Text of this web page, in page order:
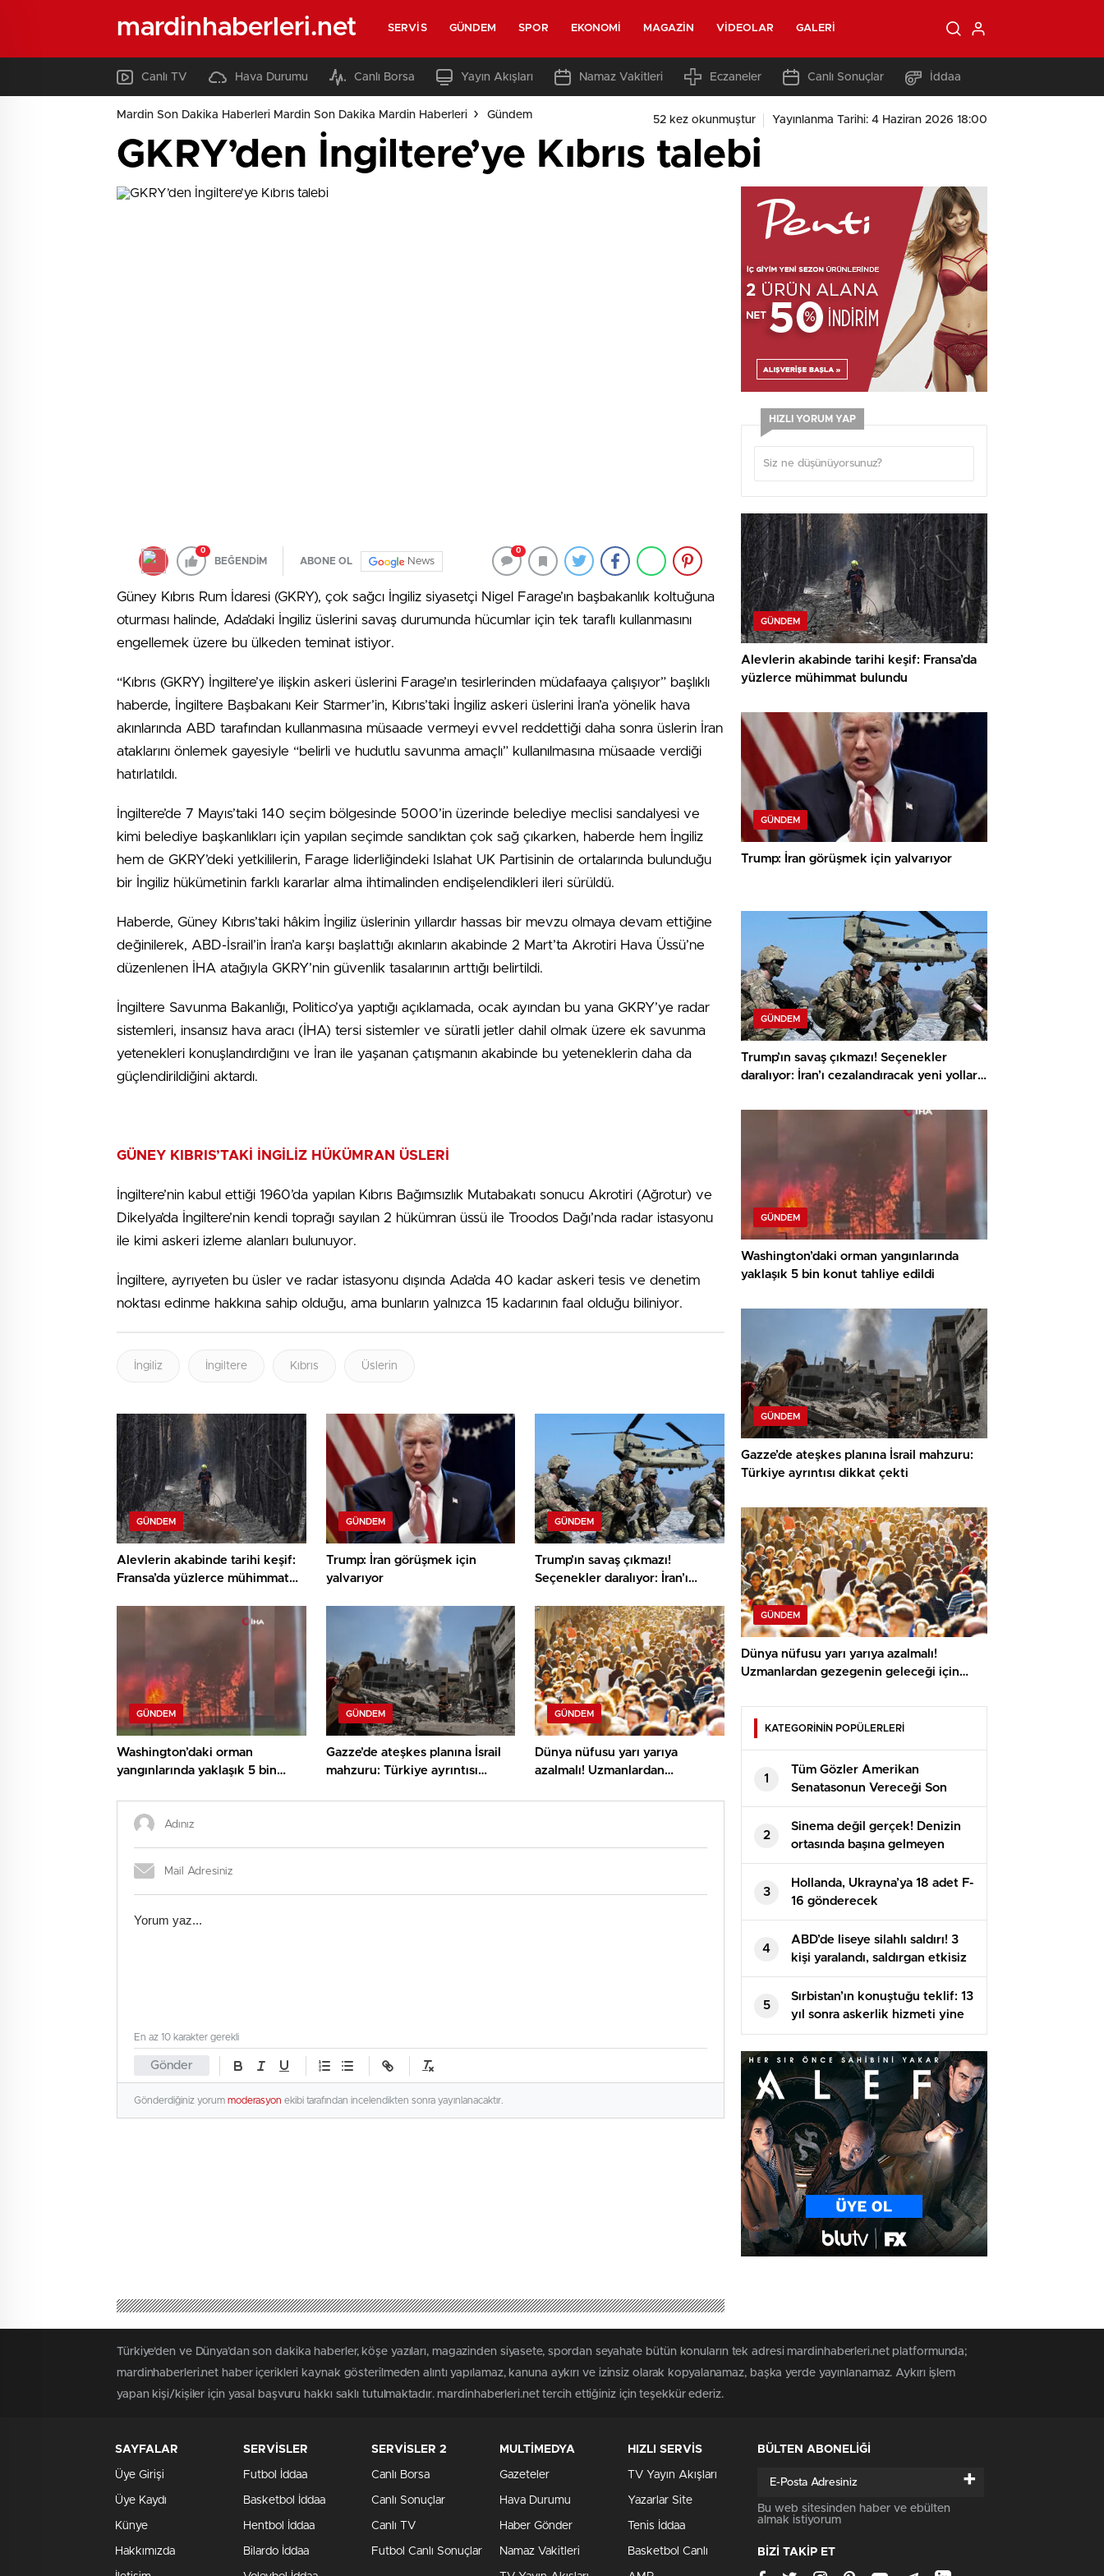
mardinhaberleri.net SERVIS GÜNDEM SPOR EKONOMI MAGAZIN VIDEOLAR GALERI
Canlı TV Hava Durumu Canlı Borsa Yayın Akışları Namaz Vakitleri Eczaneler Canlı Sonuçlar İddaa
Mardin Son Dakika Haberleri Mardin Son Dakika Mardin Haberleri Gündem 52 kez okunmuştur Yayınlanma Tarihi: 4 Haziran 2026 18:00
GKRY’den İngiltere’ye Kıbrıs talebi
0
BEĞENDİM ABONE OL News
0
Güney Kıbrıs Rum İdaresi (GKRY), çok sağcı İngiliz siyasetçi Nigel Farage’ın başbakanlık koltuğuna
oturması halinde, Ada’daki İngiliz üslerini savaş durumunda hücumlar için tek taraflı kullanmasını
engellemek üzere bu ülkeden teminat istiyor.
“Kıbrıs (GKRY) İngiltere’ye ilişkin askeri üslerini Farage’ın tesirlerinden müdafaaya çalışıyor” başlıklı
haberde, İngiltere Başbakanı Keir Starmer’in, Kıbrıs’taki İngiliz askeri üslerini İran’a yönelik hava
akınlarında ABD tarafından kullanmasına müsaade vermeyi evvel reddettiği daha sonra üslerin İran
ataklarını önlemek gayesiyle “belirli ve hudutlu savunma amaçlı” kullanılmasına müsaade verdiği
hatırlatıldı.
İngiltere’de 7 Mayıs’taki 140 seçim bölgesinde 5000’in üzerinde belediye meclisi sandalyesi ve
kimi belediye başkanlıkları için yapılan seçimde sandıktan çok sağ çıkarken, haberde hem İngiliz
hem de GKRY’deki yetkililerin, Farage liderliğindeki Islahat UK Partisinin de ortalarında bulunduğu
bir İngiliz hükümetinin farklı kararlar alma ihtimalinden endişelendikleri ileri sürüldü.
Haberde, Güney Kıbrıs’taki hâkim İngiliz üslerinin yıllardır hassas bir mevzu olmaya devam ettiğine
değinilerek, ABD-İsrail’in İran’a karşı başlattığı akınların akabinde 2 Mart’ta Akrotiri Hava Üssü’ne
düzenlenen İHA atağıyla GKRY’nin güvenlik tasalarının arttığı belirtildi.
İngiltere Savunma Bakanlığı, Politico’ya yaptığı açıklamada, ocak ayından bu yana GKRY’ye radar
sistemleri, insansız hava aracı (İHA) tersi sistemler ve süratli jetler dahil olmak üzere ek savunma
yetenekleri konuşlandırdığını ve İran ile yaşanan çatışmanın akabinde bu yeteneklerin daha da
güçlendirildiğini aktardı.
GÜNEY KIBRIS’TAKİ İNGİLİZ HÜKÜMRAN ÜSLERİ
İngiltere’nin kabul ettiği 1960’da yapılan Kıbrıs Bağımsızlık Mutabakatı sonucu Akrotiri (Ağrotur) ve
Dikelya’da İngiltere’nin kendi toprağı sayılan 2 hükümran üssü ile Troodos Dağı’nda radar istasyonu
ile kimi askeri izleme alanları bulunuyor.
İngiltere, ayrıyeten bu üsler ve radar istasyonu dışında Ada’da 40 kadar askeri tesis ve denetim
noktası edinme hakkına sahip olduğu, ama bunların yalnızca 15 kadarının faal olduğu biliniyor.
İngiliz İngiltere Kıbrıs Üslerin
GÜNDEM
Alevlerin akabinde tarihi keşif:
Fransa’da yüzlerce mühimmat
GÜNDEM
Trump: İran görüşmek için
yalvarıyor
GÜNDEM
Trump’ın savaş çıkmazı!
Seçenekler daralıyor: İran’ı
GÜNDEM
Washington’daki orman
yangınlarında yaklaşık 5 bin
GÜNDEM
Gazze’de ateşkes planına İsrail
mahzuru: Türkiye ayrıntısı
GÜNDEM
Dünya nüfusu yarı yarıya
azalmalı! Uzmanlardan
Gönder
En az 10 karakter gerekli
Gönderdiğiniz yorum moderasyon ekibi tarafından incelendikten sonra yayınlanacaktır.
HIZLI YORUM YAP
GÜNDEM
Alevlerin akabinde tarihi keşif: Fransa’da
yüzlerce mühimmat bulundu
GÜNDEM
Trump: İran görüşmek için yalvarıyor
GÜNDEM
Trump’ın savaş çıkmazı! Seçenekler
daralıyor: İran’ı cezalandıracak yeni yollar
GÜNDEM
Washington’daki orman yangınlarında
yaklaşık 5 bin konut tahliye edildi
GÜNDEM
Gazze’de ateşkes planına İsrail mahzuru:
Türkiye ayrıntısı dikkat çekti
GÜNDEM
Dünya nüfusu yarı yarıya azalmalı!
Uzmanlardan gezegenin geleceği için
KATEGORİNİN POPÜLERLERİ
1
Tüm Gözler Amerikan
Senatasonun Vereceği Son
Kararda
2
Sinema değil gerçek! Denizin
ortasında başına gelmeyen
kalmadı: Teknesinden düştü,
akıntıya kapıldı, köpekbalıkları
yanına geldi…
3
Hollanda, Ukrayna’ya 18 adet F-
16 gönderecek
4
ABD’de liseye silahlı saldırı! 3
kişi yaralandı, saldırgan etkisiz
hale getirildi
5
Sırbistan’ın konuştuğu teklif: 13
yıl sonra askerlik hizmeti yine
zarurî olabilir
Türkiye'den ve Dünya’dan son dakika haberler, köşe yazıları, magazinden siyasete, spordan seyahate bütün konuların tek adresi mardinhaberleri.net platformunda;
mardinhaberleri.net haber içerikleri kaynak gösterilmeden alıntı yapılamaz, kanuna aykırı ve izinsiz olarak kopyalanamaz, başka yerde yayınlanamaz. Aykırı işlem
yapan kişi/kişiler için yasal başvuru hakkı saklı tutulmaktadır. mardinhaberleri.net tercih ettiğiniz için teşekkür ederiz.
SAYFALAR
Üye Girişi
Üye Kaydı
Künye
Hakkımızda
SERVİSLER
Futbol İddaa
Basketbol İddaa
Hentbol İddaa
Bilardo İddaa
SERVİSLER 2
Canlı Borsa
Canlı Sonuçlar
Canlı TV
Futbol Canlı Sonuçlar
MULTİMEDYA
Gazeteler
Hava Durumu
Haber Gönder
Namaz Vakitleri
HIZLI SERVİS
TV Yayın Akışları
Yazarlar Site
Tenis İddaa
Basketbol Canlı
BÜLTEN ABONELİĞİ
+
Bu web sitesinden haber ve ebülten
almak istiyorum
BİZİ TAKİP ET